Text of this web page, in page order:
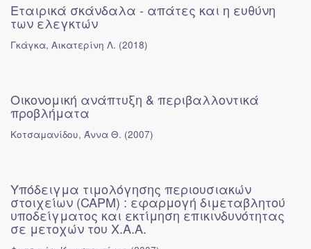
Εταιρικά σκάνδαλα - απάτες και η ευθύνη
των ελεγκτών
Γκάγκα, Αικατερίνη Λ. (2018)
Οικονομική ανάπτυξη & περιβαλλοντικά
προβλήματα
Κοτσαμανίδου, Άννα Θ. (2007)
Υπόδειγμα τιμολόγησης περιουσιακών
στοιχείων (CAPM) : εφαρμογή διμεταβλητού
υποδείγματος και εκτίμηση επικινδυνότητας
σε μετοχών του Χ.Α.Α.